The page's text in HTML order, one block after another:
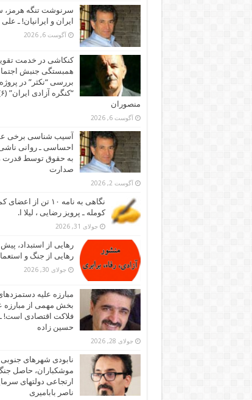
سرنوشت تنگه
ایران و ایرانیان! ـ
آگوست 6, 2026
کنکاشی در خدمت
همبستگی جنبش
بررسی “نکثر” در
منصوران
آگوست 6, 2026
آسیب شناسی برخی
احساسی ـ روانی ناشی
به حقوق توسط قدرت
صدارت
آگوست 2, 2026
نگاهی به نامه ۱۰ تن از
کومله ـ پرویز رضایی ، لیلا ا.
جولای 31, 2026
رهایی از استبداد،
رهایی از جنگ و
جولای 30, 2026
مبارزه علیه
بخش مهمی از مبارزه
فلاکت اقتصادی است!
حسین زاده
جولای 28, 2026
نابودی شهرهای جنوبی
موشکباران، حاصل
ارتجاعی دولتهای
ناصر بابامیری